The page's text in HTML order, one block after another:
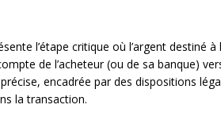
l’étape critique où l’argent destiné à
de l’acheteur (ou de sa banque)
encadrée par des dispositions
la transaction.